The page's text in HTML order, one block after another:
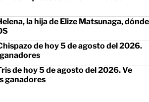
la hija de Elize Matsunaga, dónde
de hoy 5 de agosto del 2026.
de hoy 5 de agosto del 2026. Ve
ganadores